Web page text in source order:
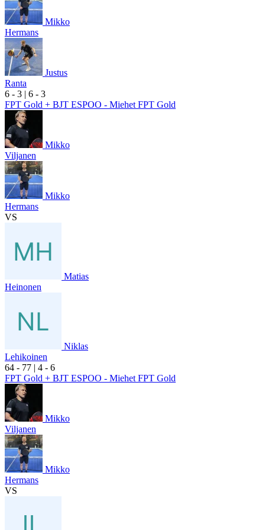
Mikko
Hermans
Justus
Ranta
6 - 3 | 6 - 3
FPT Gold + BJT ESPOO - Miehet FPT Gold
Mikko
Viljanen
Mikko
Hermans
VS
Matias
Heinonen
Niklas
Lehikoinen
64 - 77 | 4 - 6
FPT Gold + BJT ESPOO - Miehet FPT Gold
Mikko
Viljanen
Mikko
Hermans
VS